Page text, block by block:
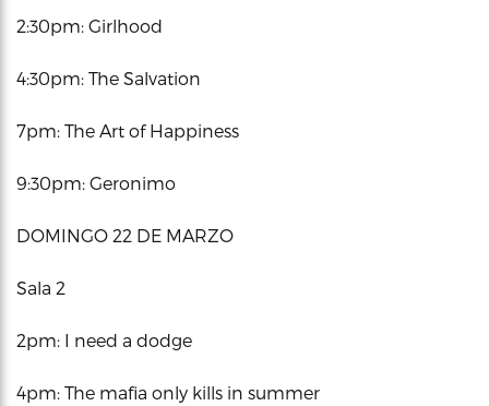
2:30pm: Girlhood
4:30pm: The Salvation
7pm: The Art of Happiness
9:30pm: Geronimo
DOMINGO 22 DE MARZO
Sala 2
2pm: I need a dodge
4pm: The mafia only kills in summer